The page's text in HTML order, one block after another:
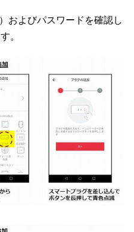
およびパスワードを確認し
。